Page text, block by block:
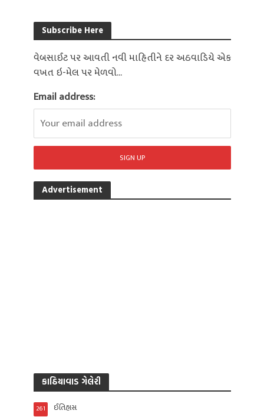
Subscribe Here
વેબસાઈટ પર આવતી નવી માહિતીને દર અઠવાડિયે એક
વખત ઇ-મેલ પર મેળવો...
Email address:
Advertisement
કાઠિયાવાડ ગેલેરી
ઈતિહાસ
261